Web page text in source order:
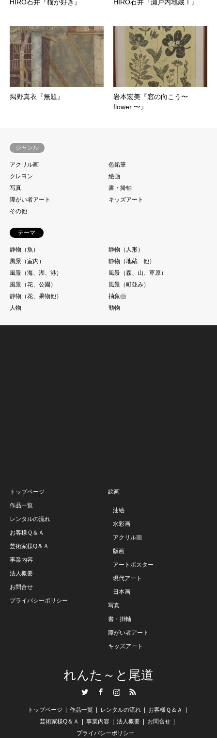
HIRO石井『猫が好き』 HIRO石井『瀬戸内地蔵Ⅰ』
掲野真衣『無題』
岩本宏美『窓の向こう〜
flower 〜』
ジャンル
アクリル画
色鉛筆
クレヨン
絵画
写真
書・掛軸
障がい者アート
キッズアート
その他
テーマ
静物（魚）
静物（人形）
風景（室内）
静物（地蔵 他）
風景（海、湖、港）
風景（森、山、草原）
風景（花、公園）
風景（町並み）
静物（花、果物他）
抽象画
人物
動物
トップページ
作品一覧
レンタルの流れ
お客様Ｑ＆Ａ
芸術家様Q＆Ａ
事業内容
法人概要
お問合せ
プライバシーポリシー
絵画
油絵
水彩画
アクリル画
版画
アートポスター
現代アート
日本画
写真
書・掛軸
障がい者アート
キッズアート
れんた～と尾道
RSS
トップページ 作品一覧 レンタルの流れ
お客様Ｑ＆Ａ
芸術家様Q＆Ａ
事業内容 法人概要
お問合せ
プライバシーポリシー